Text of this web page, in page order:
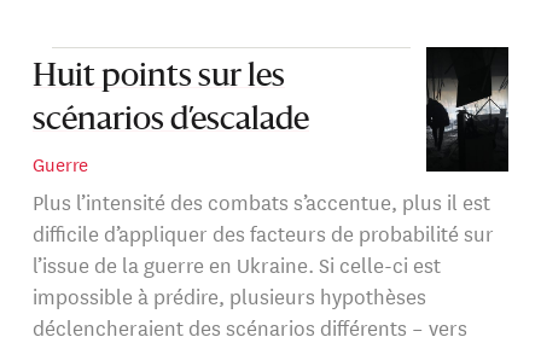
Huit points sur les
scénarios d’escalade
Guerre
Plus l’intensité des combats s’accentue, plus il est
difficile d’appliquer des facteurs de probabilité sur
l’issue de la guerre en Ukraine. Si celle-ci est
impossible à prédire, plusieurs hypothèses
déclencheraient des scénarios différents – vers